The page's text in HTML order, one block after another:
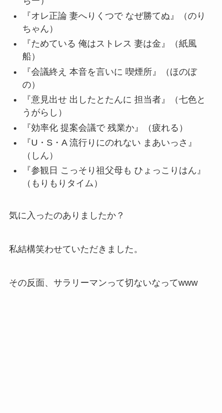
『オレ正論 妻へりくつで なぜ勝てぬ』（のり
ちゃん）
『ためている 俺はストレス 妻は金』（紙風
船）
『会議終え 本音を言いに 喫煙所』（ほのぼ
の）
『意見出せ 出したとたんに 担当者』（七色と
うがらし）
『効率化 提案会議で 残業か』（疲れる）
『U・S・A 流行りにのれない まあいっさ』
（しん）
『参観日 こっそり祖父母も ひょっこりはん』
（もりもりタイム）
気に入ったのありましたか？
私結構笑わせていただきました。
その反面、サラリーマンって切ないなってwww